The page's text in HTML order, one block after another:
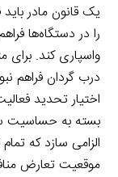
یک قانون مادر
را در دستگاه‌ها
واسپاری کند. برای
درب گردان فراهم
اختیار تحدید
بسته به حساسیت
الزامی سازد که
موقعیت تعارض